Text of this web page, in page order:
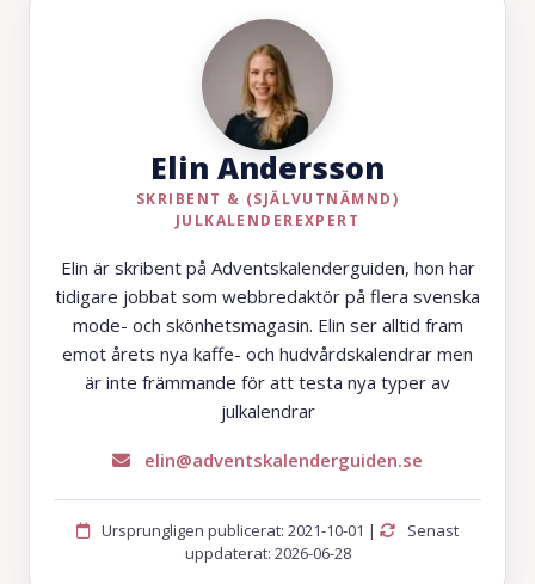
Elin Andersson
SKRIBENT & (SJÄLVUTNÄMND)
JULKALENDEREXPERT
Elin är skribent på Adventskalenderguiden, hon har
tidigare jobbat som webbredaktör på flera svenska
mode- och skönhetsmagasin. Elin ser alltid fram
emot årets nya kaffe- och hudvårdskalendrar men
är inte främmande för att testa nya typer av
julkalendrar
elin@adventskalenderguiden.se
Ursprungligen publicerat: 2021-10-01 |
Senast
uppdaterat: 2026-06-28